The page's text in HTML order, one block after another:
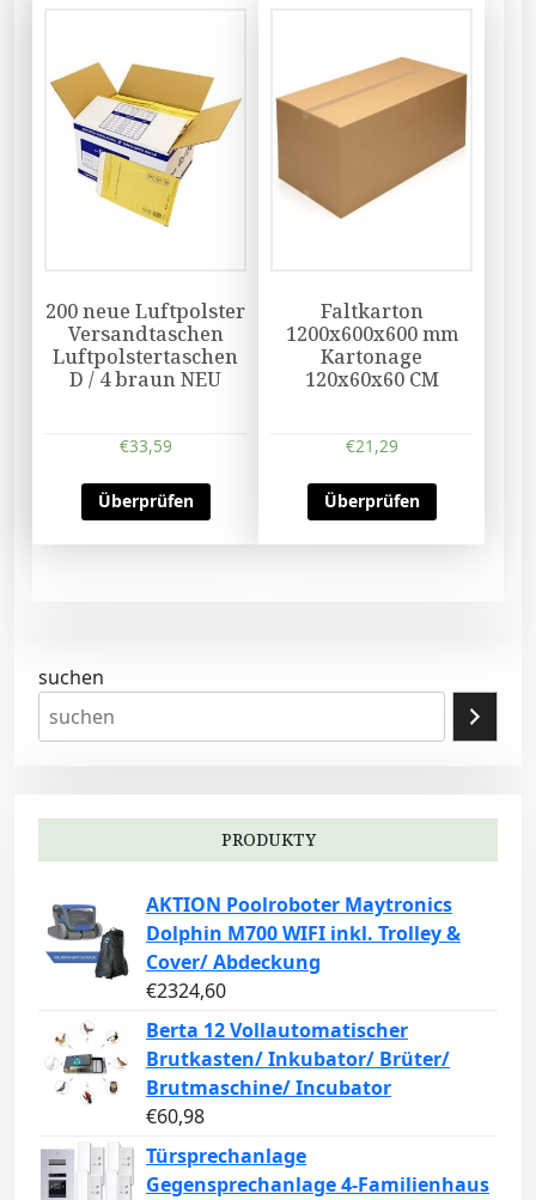
200 neue Luftpolster
Versandtaschen
Luftpolstertaschen
D / 4 braun NEU
€33,59
Überprüfen
Faltkarton
1200x600x600 mm
Kartonage
120x60x60 CM
€21,29
Überprüfen
suchen
PRODUKTY
AKTION Poolroboter Maytronics
Dolphin M700 WIFI inkl. Trolley &
Cover/ Abdeckung
€2324,60
Berta 12 Vollautomatischer
Brutkasten/ Inkubator/ Brüter/
Brutmaschine/ Incubator
€60,98
Türsprechanlage
Gegensprechanlage 4-Familienhaus